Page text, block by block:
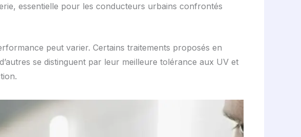
essentielle pour les conducteurs urbains confrontés
peut varier. Certains traitements proposés en
se distinguent par leur meilleure tolérance aux UV et